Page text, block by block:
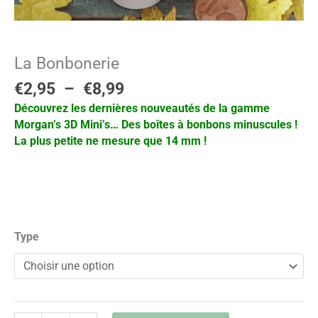
La Bonbonerie
€2,95 – €8,99
Découvrez les dernières nouveautés de la gamme
Morgan’s 3D Mini’s… Des boîtes à bonbons minuscules !
La plus petite ne mesure que 14 mm !
Type